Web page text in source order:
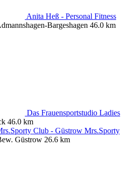
Anita Heß - Personal Fitness
Bargeshagen 46.0 km
Das Frauensportstudio Ladies
46.0 km
Mrs.Sporty
Güstrow 26.6 km